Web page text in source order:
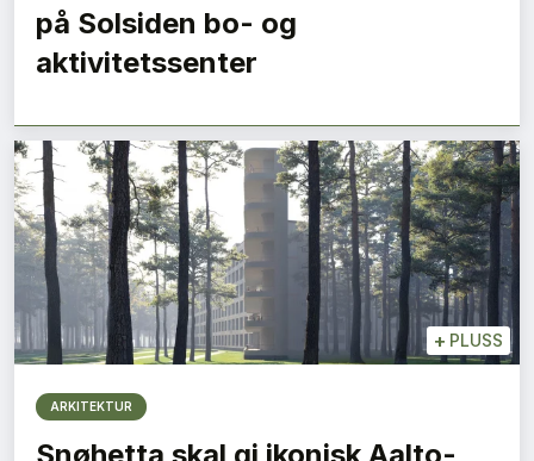
på Solsiden bo- og
aktivitetssenter
+ PLUSS
ARKITEKTUR